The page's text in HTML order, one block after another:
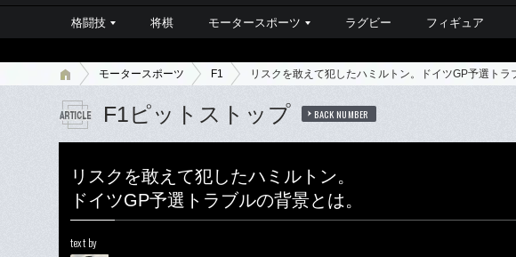
格闘技 将棋 モータースポーツ ラグビー フィギュア
モータースポーツ F1 リスクを敢えて犯したハミルトン。ドイツGP予選トラ
F1ピットストップ BACK NUMBER
リスクを敢えて犯したハミルトン。
ドイツGP予選トラブルの背景とは。
text by